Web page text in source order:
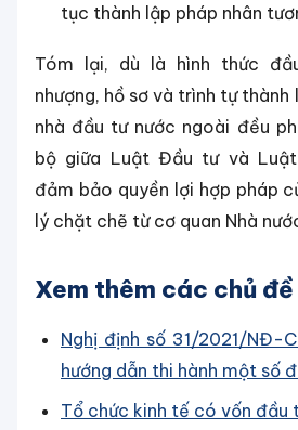
tục thành lập pháp nhân
Tóm lại, dù là hình thức
nhượng, hồ sơ và trình tự
nhà đầu tư nước ngoài đều
bộ giữa Luật Đầu tư và Luật
đảm bảo quyền lợi hợp pháp
lý chặt chẽ từ cơ quan Nhà
Xem thêm các chủ
Nghị định số 31/2021/NĐ-
hướng dẫn thi hành một số
Tổ chức kinh tế có vốn đầu